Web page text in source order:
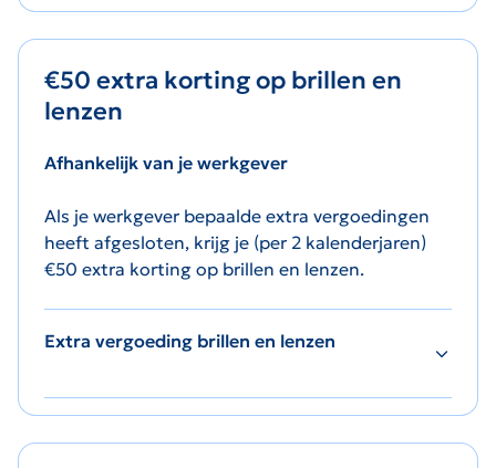
€50 extra korting op brillen en
lenzen
Afhankelijk van je werkgever
Als je werkgever bepaalde extra vergoedingen
heeft afgesloten, krijg je (per 2 kalenderjaren)
€50 extra korting op brillen en lenzen.
Extra vergoeding brillen en lenzen